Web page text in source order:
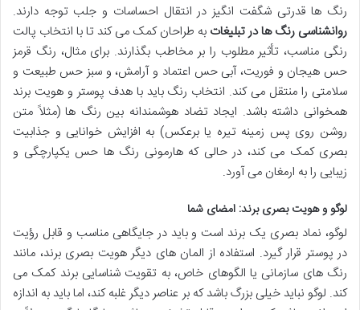
رنگ ها قدرتی شگفت انگیز در انتقال احساسات و جلب توجه دارند.
روانشناسی رنگ ها در تبلیغات به طراحان کمک می کند تا با انتخاب پالت
رنگی مناسب، تأثیر مطلوب را بر مخاطب بگذارند. برای مثال، رنگ قرمز
حس هیجان و فوریت، آبی حس اعتماد و آرامش، و سبز حس طبیعت و
سلامتی را منتقل می کند. انتخاب رنگ باید با هدف پوستر و هویت برند
همخوانی داشته باشد. ایجاد تضاد هوشمندانه بین رنگ ها (مثلاً متن
روشن روی پس زمینه تیره یا برعکس) به افزایش خوانایی و جذابیت
بصری کمک می کند، در حالی که هارمونی رنگ ها حس یکپارچگی و
زیبایی را به ارمغان می آورد.
لوگو و هویت بصری برند: امضای شما
لوگو، نماد بصری یک برند است و باید در جایگاهی مناسب و قابل رؤیت
در پوستر قرار گیرد. استفاده از المان های دیگر هویت بصری برند، مانند
رنگ های سازمانی یا الگوهای خاص، به تقویت شناسایی برند کمک می
کند. لوگو نباید خیلی بزرگ باشد که بر عناصر دیگر غلبه کند، اما باید به اندازه